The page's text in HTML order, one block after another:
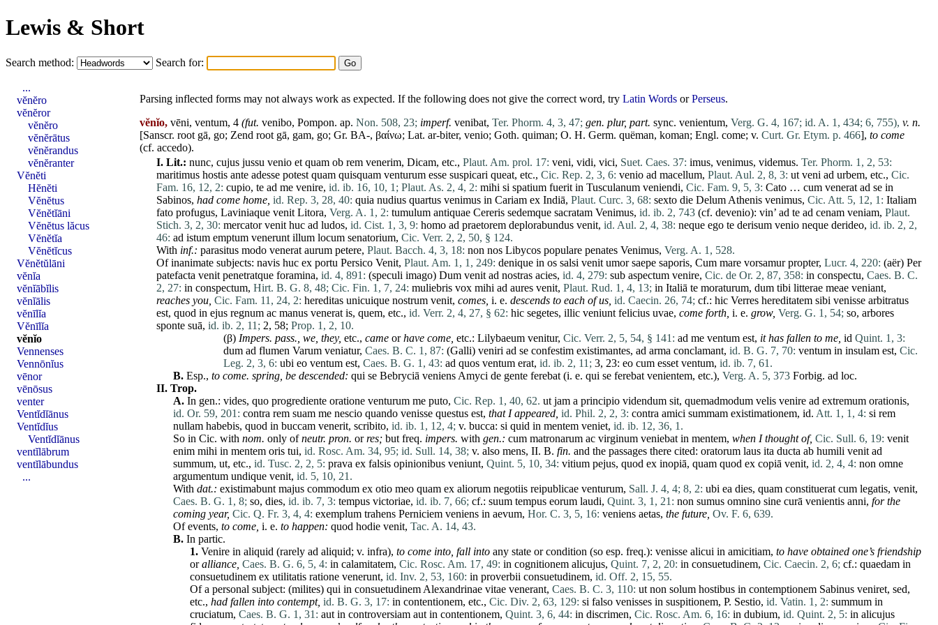
Lewis & Short
Search method: Search for:
Parsing inflected forms may not always work as expected. If the following does not give the correct word, try Latin Words orPerseus.
vĕnĭo, vēni, ventum, 4 (fut. venibo, Pompon. ap. Non. 508, 23; imperf. venibat, Ter. Phorm. 4, 3, 47; gen. plur, part. sync. venientum, Verg. G. 4, 167; id. A. 1, 434; 6, 755), v. n.
[Sanscr. root gā, go; Zend root gā, gam, go; Gr. ΒΑ-, βαίνω; Lat. ar-biter, venio; Goth. quiman; O. H. Germ. quëman, koman; Engl. come; v. Curt. Gr. Etym. p. 466], to come
(cf. accedo).
I. Lit.: nunc, cujus jussu venio et quam ob rem venerim, Dicam, etc., Plaut. Am. prol. 17: veni, vidi, vici, Suet. Caes. 37: imus, venimus, videmus. Ter. Phorm. 1, 2, 53:
maritimus hostis ante adesse potest quam quisquam venturum esse suspicari queat, etc., Cic. Rep. 2, 3, 6: venio ad macellum, Plaut. Aul. 2, 8, 3: ut veni ad urbem, etc., Cic.
Fam. 16, 12, 2: cupio, te ad me venire, id. ib. 16, 10, 1; Plaut. As. 2, 4, 2: mihi si spatium fuerit in Tusculanum veniendi, Cic. Fam. 9, 5, 3: Cato … cum venerat ad se in
Sabinos, had come home, id. Rep. 3, 28, 40: quia nudius quartus venimus in Cariam ex Indiā, Plaut. Curc. 3, 68: sexto die Delum Athenis venimus, Cic. Att. 5, 12, 1: Italiam
fato profugus, Laviniaque venit Litora, Verg. A. 1, 2: tumulum antiquae Cereris sedemque sacratam Venimus, id. ib. 2, 743 (cf. devenio): vin’ ad te ad cenam veniam, Plaut.
Stich. 3, 2, 30: mercator venit huc ad ludos, id. Cist. 1, 3, 9: homo ad praetorem deplorabundus venit, id. Aul. 2, 4, 38: neque ego te derisum venio neque derideo, id. ib. 2, 2,
46: ad istum emptum venerunt illum locum senatorium, Cic. Verr. 2, 2, 50, § 124.
With inf.: parasitus modo venerat aurum petere, Plaut. Bacch. 4, 3, 18: non nos Libycos populare penates Venimus, Verg. A. 1, 528.
Of inanimate subjects: navis huc ex portu Persico Venit, Plaut. Am. 1, 1, 249: denique in os salsi venit umor saepe saporis, Cum mare vorsamurpropter, Lucr. 4, 220: (aër) Per
patefacta venit penetratque foramina, id. 4, 891: (speculi imago) Dum venit ad nostras acies, id. 4, 279: sub aspectum venire, Cic. de Or. 2, 87, 358: in conspectu, Caes. B. C.
2, 27: in conspectum, Hirt. B. G. 8, 48; Cic. Fin. 1, 7, 24: muliebris vox mihi ad aures venit, Plaut. Rud. 1, 4, 13; in Italiā te moraturum, dum tibi litterae meae veniant,
reaches you, Cic. Fam. 11, 24, 2: hereditas unicuique nostrum venit, comes i. e. descends to each of us, id. Caecin. 26, 74; cf.: hic Verres hereditatem sibi venisse arbitratus
est, quod in ejus regnum ac manus venerat is, quem, etc., id. Verr. 2, 4, 27, § 62: hic segetes, illic veniunt felicius uvae, come forth, i. e. grow, Verg. G. 1, 54; so, arbores
sponte suā, id. ib. 2, 11; 2, 58; Prop. 1, 2, 10.
(β) Impers. pass., we, they, etc., came orhave come etc.: Lilybaeum venitur, Cic. Verr. 2, 5, 54, § 141: ad me ventum est, ithas fallen to me id Quint. 1, 3:
dum ad flumen Varum veniatur, Caes. B. C. 1, 87: (Galli) veniri ad se confestim existimantes, ad arma conclamant, id. B. G. 7, 70: ventum in insulam est, Cic.
Leg. 2, 3, 6: ubi eo ventum est, Caes. B. G. 1, 43: ad quos ventum erat, id. ib. 2, 11; 3, 23: eo cum esset ventum, id. ib. 7, 61.
B. Esp., to come. spring, be descended: qui se Bebryciā veniens Amyci de gente ferebat (i. e. qui se ferebat venientem, etc.), Verg. A. 5, 373 Forbig. ad loc.
II. Trop.
A. In gen.: vides, quo progrediente oratione venturum me puto, Cic. Rep. 1, 40, 62. ut jam a principio videndum sit, quemadmodum velis venire ad extremum orationis,
id. Or. 59, 201: contra rem suam me nescio quando venisse questus est, that I appeared, id. Phil. 2, 2, 3: contra amici summam existimationem, id. Att. 1, 1, 4: si rem
nullam habebis, quod in buccam venerit, scribito, id. ib. 1, 12, 4; v. bucca: si quid in mentem veniet, id. ib. 12, 36, 1.
So in Cic. with nom. only ofneutr. pron. orres; but freq. impers. with gen.: cum matronarum ac virginum veniebat in mentem, when I thought of, Cic. Sull. 6, 19: venit
enim mihi in mentem oris tui, id. Rosc. Am. 34, 95; id. Sull. 14, 38; v. also mens, II. B. fin. and the passages there cited: oratorum laus ita ducta ab humili venit ad
summum, ut, etc., id. Tusc. 2, 2, 5: prava ex falsis opinionibus veniunt, Quint. 5, 10, 34: vitium pejus, quod ex inopiā, quam quod ex copiā venit, id. 2, 4, 4: non omne
argumentum undique venit, id. 5, 10, 21.
With dat.: existimabunt majus commodum ex otio meo quam ex aliorum negotiis reipublicae venturum, Sall. J. 4, 4; 8, 2: ubi ea dies, quam constituerat cum legatis, venit,
Caes. B. G. 1, 8; so, dies, id. ib. 7, 3: tempus victoriae, id. ib. 7, 66; cf.: suum tempus eorum laudi, Quint. 3, 1, 21: non sumus omnino sine curā venientis anni, for the
coming year, Cic. Q. Fr. 3, 4, 4: exemplum trahens Perniciem veniens in aevum, Hor. C. 3, 5, 16: veniens aetas, the future, Ov. F. 6, 639.
Of events, to come i. e. to happen: quod hodie venit, Tac. A. 14, 43.
B. In partic.
1. Venire in aliquid (rarely ad aliquid; v. infra), to come into, fall into any state or condition (so esp. freq.): venisse alicui in amicitiam, to have obtained one’s friendship
oralliance, Caes. B. G. 6, 5, 4: in calamitatem, Cic. Rosc. Am. 17, 49: in cognitionem alicujus, Quint. 7, 2, 20: in consuetudinem, Cic. Caecin. 2, 6; cf.: quaedam in
consuetudinem ex utilitatis ratione venerunt, id. Inv. 2, 53, 160: in proverbii consuetudinem, id. Off. 2, 15, 55.
Of a personal subject: (milites) qui in consuetudinem Alexandrinae vitae venerant, Caes. B. C. 3, 110: ut non solum hostibus in contemptionem Sabinus veniret, sed,
etc., had fallen into contempt, id. B. G. 3, 17: in contentionem, etc., Cic. Div. 2, 63, 129: si falso venisses in suspitionem, P. Sestio, id. Vatin. 1, 2: summum in
cruciatum, Caes. B. G. 1, 31: aut in controversiam aut in contentionem, Quint. 3, 6, 44: in discrimen, Cic. Rosc. Am. 6, 16: in dubium, id. Quint. 2, 5: in alicujus
...
vĕnĕro
vĕnĕror
vĕnĕro
vĕnĕrātus
vĕnĕrandus
vĕnĕranter
Vĕnĕti
Hĕnĕti
Vĕnĕtus
Vĕnĕtĭāni
Vĕnĕtus lăcus
Vĕnĕtĭa
Vĕnĕtĭcus
Vĕnĕtŭlāni
vĕnĭa
vĕnĭābĭlis
vĕnĭālis
vĕnīlĭa
Vĕnīlĭa
vĕnĭo
Vennenses
Vennōnĭus
vēnor
vēnōsus
venter
Ventĭdĭānus
Ventĭdĭus
Ventĭdĭānus
ventĭlābrum
ventĭlābundus
...